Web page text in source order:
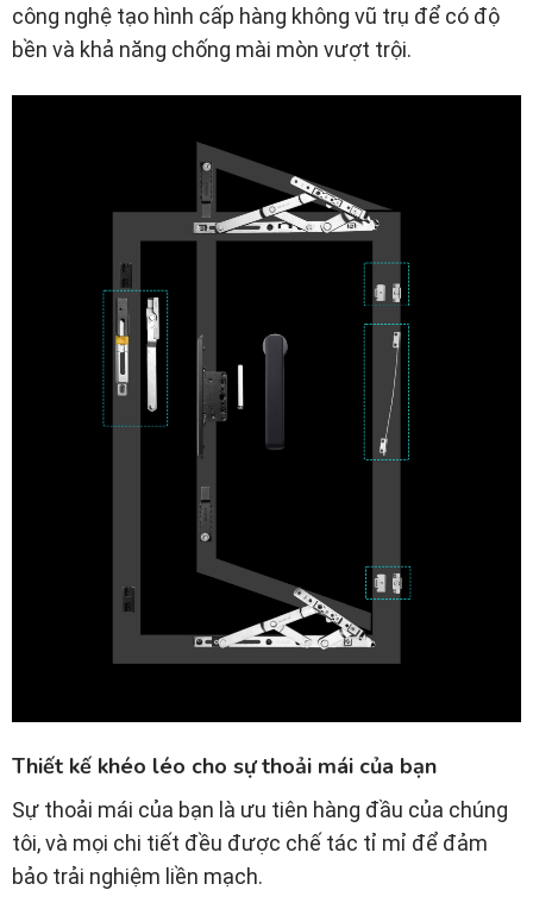
công nghệ tạo hình cấp hàng không vũ trụ để có độ
bền và khả năng chống mài mòn vượt trội.
Thiết kế khéo léo cho sự thoải mái của bạn
Sự thoải mái của bạn là ưu tiên hàng đầu của chúng
tôi, và mọi chi tiết đều được chế tác tỉ mỉ để đảm
bảo trải nghiệm liền mạch.